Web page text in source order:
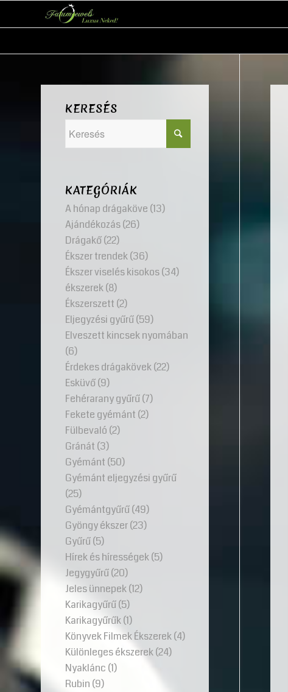
KERESÉS
KATEGÓRIÁK
A hónap drágaköve (13)
Ajándékozás(26)
Drágakő(22)
Ékszer trendek(36)
Ékszer viselés kisokos(34)
ékszerek(8)
Ékszerszett (2)
Eljegyzési gyűrű(59)
Elveszett kincsek nyomában
(6)
Érdekes drágakövek(22)
Esküvő(9)
Fehérarany gyűrű(7)
Fekete gyémánt (2)
Fülbevaló (2)
Gránát (3)
Gyémánt (50)
Gyémánt eljegyzési gyűrű
(25)
Gyémántgyűrű(49)
Gyöngy ékszer(23)
Gyűrű(5)
Hírek és hírességek(5)
Jegygyűrű(20)
Jeles ünnepek(12)
Karikagyűrű(5)
Karikagyűrűk(1)
Könyvek Filmek Ékszerek(4)
Különleges ékszerek(24)
Nyaklánc (1)
Rubin (9)